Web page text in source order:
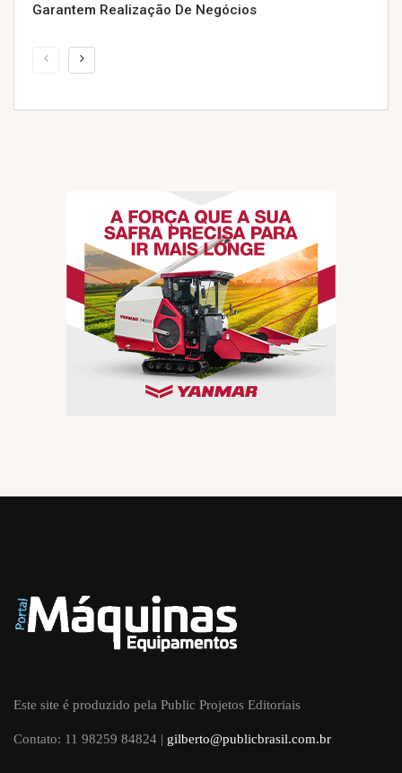
Garantem Realização De Negócios
Este site é produzido pela Public Projetos Editoriais
Contato: 11 98259 84824 | gilberto@publicbrasil.com.br